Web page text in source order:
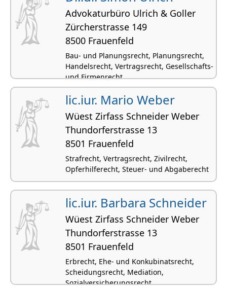
Advokaturbüro Ulrich & Goller
Zürcherstrasse 149
8500 Frauenfeld
Bau- und Planungsrecht, Planungsrecht,
Handelsrecht, Vertragsrecht, Gesellschafts-
und Firmenrecht
lic.iur. Mario Weber
Wüest Zirfass Schneider Weber
Thundorferstrasse 13
8501 Frauenfeld
Strafrecht, Vertragsrecht, Zivilrecht,
Opferhilferecht, Steuer- und Abgaberecht
lic.iur. Barbara Schneider
Wüest Zirfass Schneider Weber
Thundorferstrasse 13
8501 Frauenfeld
Erbrecht, Ehe- und Konkubinatsrecht,
Scheidungsrecht, Mediation,
Sozialversicherungsrecht